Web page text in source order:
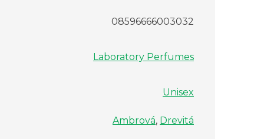
08596666003032
Laboratory Perfumes
Unisex
Ambrová, Drevitá